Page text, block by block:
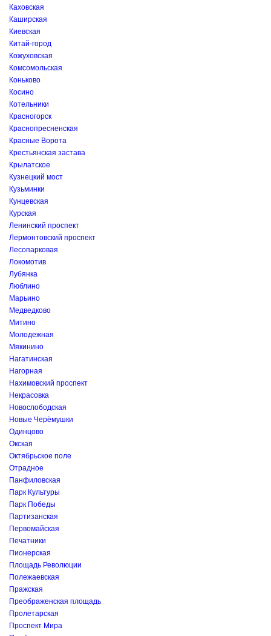
Каховская
Каширская
Киевская
Китай-город
Кожуховская
Комсомольская
Коньково
Косино
Котельники
Красногорск
Краснопресненская
Красные Ворота
Крестьянская застава
Крылатское
Кузнецкий мост
Кузьминки
Кунцевская
Курская
Ленинский проспект
Лермонтовский проспект
Лесопарковая
Локомотив
Лубянка
Люблино
Марьино
Медведково
Митино
Молодежная
Мякинино
Нагатинская
Нагорная
Нахимовский проспект
Некрасовка
Новослободская
Новые Черёмушки
Одинцово
Окская
Октябрьское поле
Отрадное
Панфиловская
Парк Культуры
Парк Победы
Партизанская
Первомайская
Печатники
Пионерская
Площадь Революции
Полежаевская
Пражская
Преображенская площадь
Пролетарская
Проспект Мира